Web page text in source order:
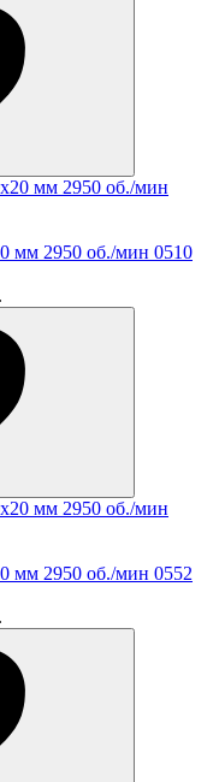
мм 2950 об./мин 0510
мм 2950 об./мин 0552